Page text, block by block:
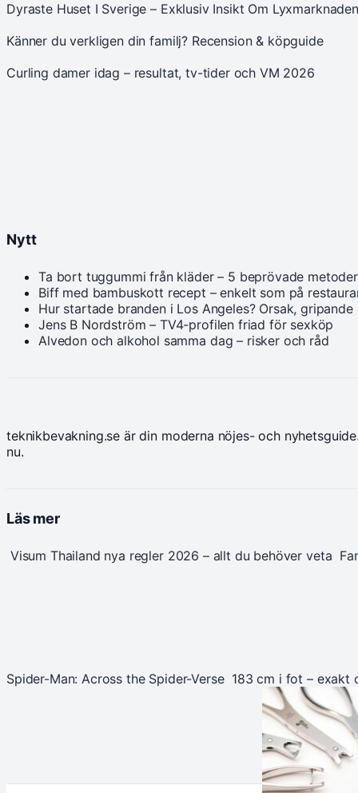
Dyraste Huset I Sverige – Exklusiv Insikt Om Lyxmarknaden
Känner du verkligen din familj? Recension & köpguide
Curling damer idag – resultat, tv-tider och VM 2026
Nytt
Ta bort tuggummi från kläder – 5 beprövade metoder
Biff med bambuskott recept – enkelt som på
Hur startade branden i Los Angeles? Orsak,
Jens B Nordström – TV4-profilen friad för sexköp
Alvedon och alkohol samma dag – risker och råd
teknikbevakning.se är din moderna nöjes- och
nu.
Läs mer
Visum Thailand nya regler 2026 – allt du behöver veta
Spider-Man: Across the Spider-Verse 183 cm i fot – exakt